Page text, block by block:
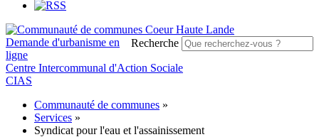
Recherche
Demande d'urbanisme en
ligne
Centre Intercommunal d'Action Sociale
CIAS
Communauté de communes »
Services »
Syndicat pour l'eau et l'assainissement